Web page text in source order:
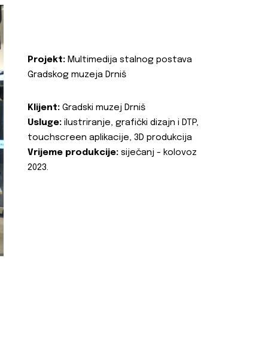
Projekt: Multimedija stalnog postava
Gradskog muzeja Drniš
Klijent: Gradski muzej Drniš
Usluge: ilustriranje, grafički dizajn i DTP,
touchscreen aplikacije, 3D produkcija
Vrijeme produkcije: siječanj - kolovoz
2023.